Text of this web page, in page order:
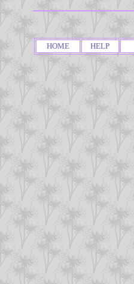
HOME HELP